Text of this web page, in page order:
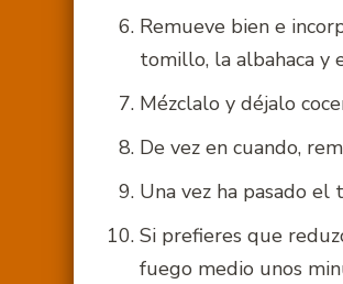
Remueve bien e
tomillo, la albahaca y
Mézclalo y déjalo
De vez en cuando,
Una vez ha pasado el
Si prefieres que
fuego medio unos